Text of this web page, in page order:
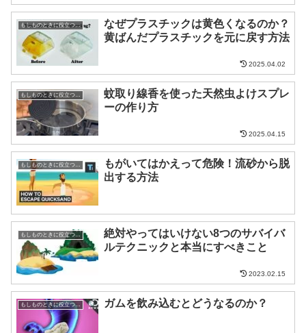
もしものときに役立つ知識
なぜプラスチックは黄色くなるのか？
黄ばんだプラスチックを元に戻す方法
2025.04.02
もしものときに役立つ知識
蚊取り線香を使った天然虫よけスプレ
ーの作り方
2025.04.15
もしものときに役立つ知識
もがいてはかえって危険！流砂から脱
出する方法
もしものときに役立つ知識
絶対やってはいけない8つのサバイバ
ルテクニックと本当にすべきこと
2023.02.15
もしものときに役立つ知識 ガムを飲み込むとどうなるのか？